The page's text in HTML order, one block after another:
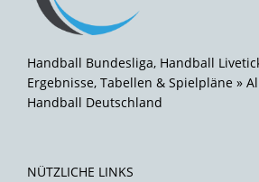
Handball Bundesliga, Handball
Ergebnisse, Tabellen & Spielpläne »
Handball Deutschland
NÜTZLICHE LINKS